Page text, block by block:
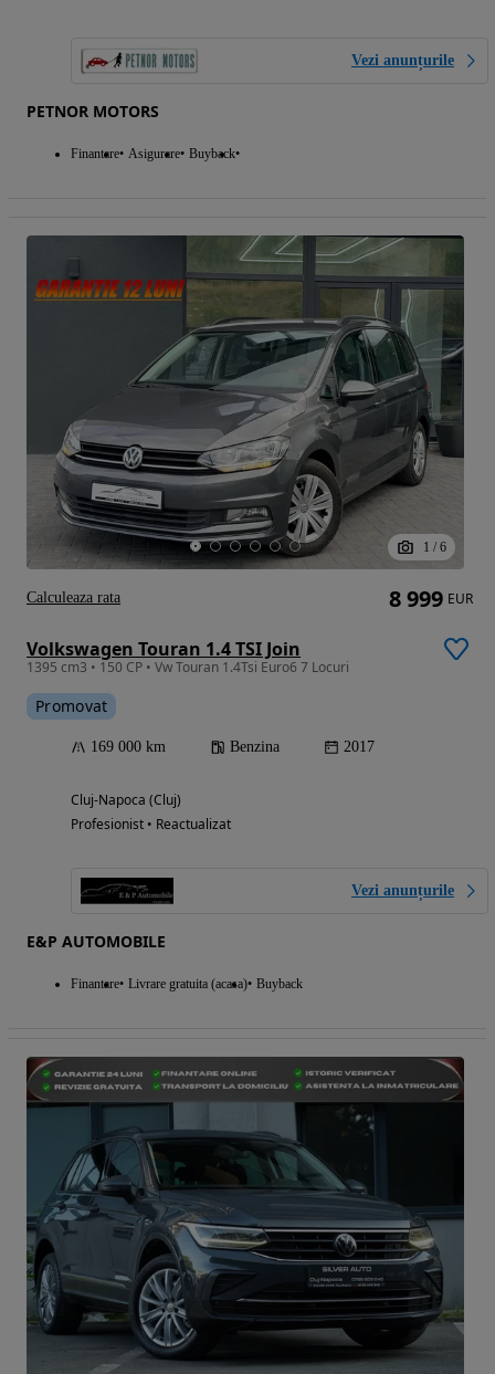
Vezi anunțurile
PETNOR MOTORS
Finantare Asigurare Buyback
1 / 6
Volkswagen Touran 1.4 TSI Join
1395 cm3 • 150 CP • Vw Touran 1.4Tsi Euro6 7 Locuri
Promovat
169 000 km Benzina 2017
Cluj-Napoca (Cluj)
Profesionist • Reactualizat
Vezi anunțurile
E&P AUTOMOBILE
Finantare Livrare gratuita (acasa) Buyback
8 999 EUR
Calculeaza rata